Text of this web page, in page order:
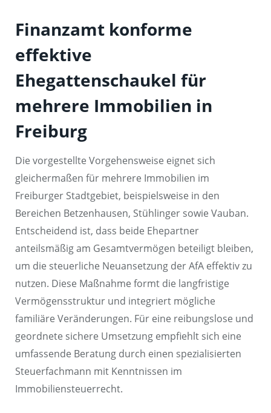
Finanzamt konforme
effektive
Ehegattenschaukel für
mehrere Immobilien in
Freiburg
Die vorgestellte Vorgehensweise eignet sich
gleichermaßen für mehrere Immobilien im
Freiburger Stadtgebiet, beispielsweise in den
Bereichen Betzenhausen, Stühlinger sowie Vauban.
Entscheidend ist, dass beide Ehepartner
anteilsmäßig am Gesamtvermögen beteiligt bleiben,
um die steuerliche Neuansetzung der AfA effektiv zu
nutzen. Diese Maßnahme formt die langfristige
Vermögensstruktur und integriert mögliche
familiäre Veränderungen. Für eine reibungslose und
geordnete sichere Umsetzung empfiehlt sich eine
umfassende Beratung durch einen spezialisierten
Steuerfachmann mit Kenntnissen im
Immobiliensteuerrecht.